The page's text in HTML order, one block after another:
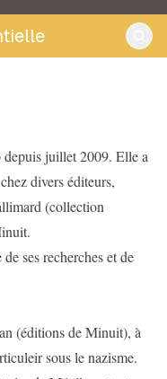
juillet 2009. Elle a
divers éditeurs,
(collection
ses recherches et de
(éditions de Minuit), à
sous le nazisme.